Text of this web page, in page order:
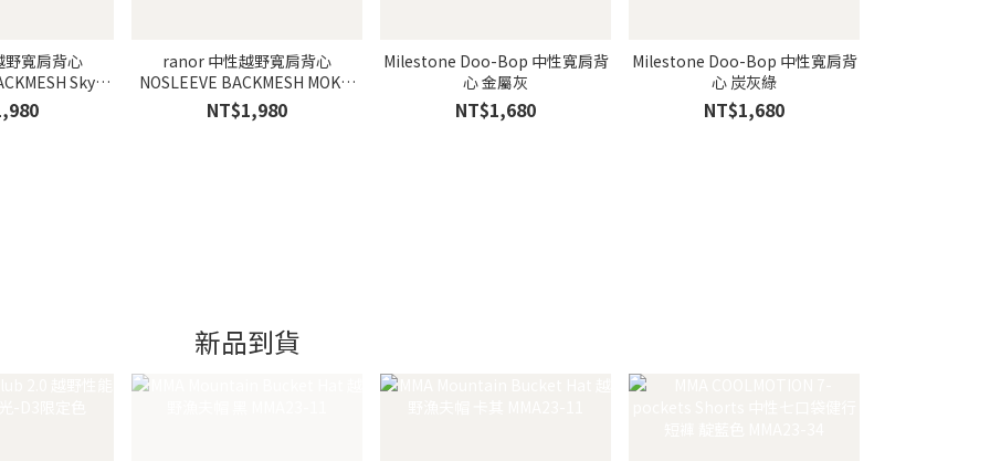
寬肩背心
Sky
空藍
ranor 中性越野寬肩背心
NOSLEEVE BACKMESH MOKU/
灰
NT$1,980
Milestone Doo-Bop 中性寬肩背
心 金屬灰
NT$1,680
Milestone Doo-Bop 中性寬肩背
心 炭灰綠
NT$1,680
新品到貨